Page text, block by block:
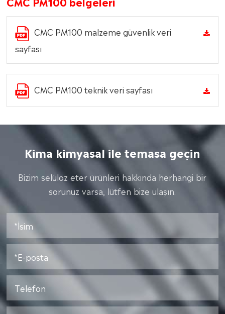
CMC PM100 malzeme güvenlik veri
sayfası
CMC PM100 teknik veri sayfası
Kima kimyasal ile temasa geçin
Bizim selüloz eter ürünleri hakkında herhangi bir
sorunuz varsa, lütfen bize ulaşın.